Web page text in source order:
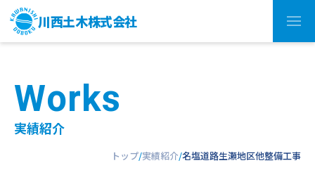
川西土木株式会社
Works
実績紹介
トップ 実績紹介 名塩道路生瀬地区他整備工事